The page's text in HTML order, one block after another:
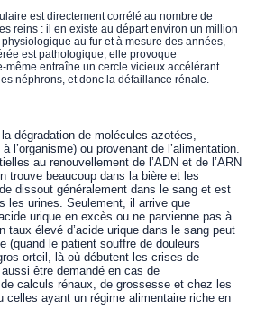
est directement corrélé au nombre de
reins : il en existe au départ environ un million
au fur et à mesure des années,
est pathologique, elle provoque
même entraîne un cercle vicieux accélérant
néphrons, et donc la défaillance rénale.
dégradation de molécules azotées,
l’organisme) ou provenant de l’alimentation.
au renouvellement de l’ADN et de l’ARN
trouve beaucoup dans la bière et les
dissout généralement dans le sang et est
les urines. Seulement, il arrive que
urique en excès ou ne parvienne pas à
taux élevé d’acide urique dans le sang peut
(quand le patient souffre de douleurs
orteil, là où débutent les crises de
être demandé en cas de
calculs rénaux, de grossesse et chez les
celles ayant un régime alimentaire riche en